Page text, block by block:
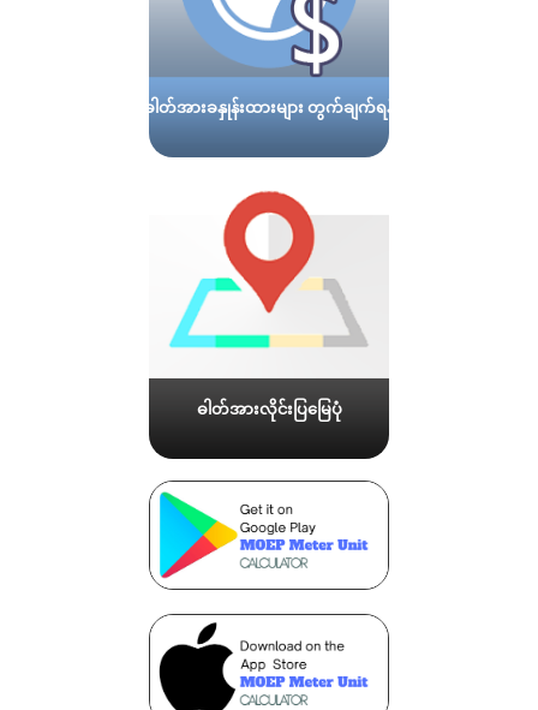
ဓါတ်အားခနှုန်းထားများ တွက်ချက်ရန်
ဓါတ်အားလိုင်းပြမြေပုံ